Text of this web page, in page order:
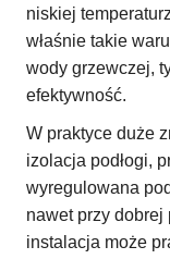
niskiej
właśnie takie
wody grzewczej,
efektywność.
W praktyce duże
izolacja podłogi,
wyregulowana
nawet przy
instalacja może